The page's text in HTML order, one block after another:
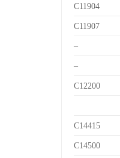
C11904
C11907
–
–
C12200
C14415
C14500